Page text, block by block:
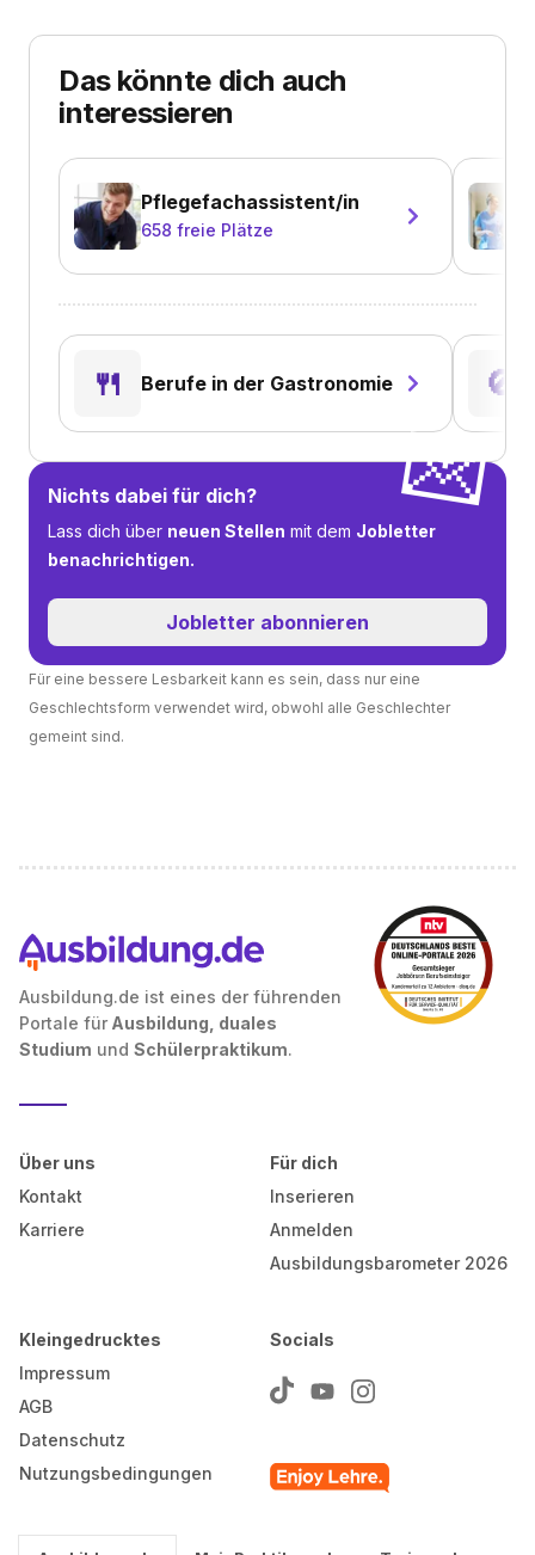
Das könnte dich auch
interessieren
Pflegefachassistent/in
658 freie Plätze
🍴 Berufe in der Gastronomie 🚫
💌
Nichts dabei für dich?
Lass dich über neuen Stellen mit dem Jobletter
benachrichtigen.
Jobletter abonnieren
Für eine bessere Lesbarkeit kann es sein, dass nur eine
Geschlechtsform verwendet wird, obwohl alle Geschlechter
gemeint sind.
Ausbildung.de ist eines der führenden
Portale für Ausbildung, duales
Studium und Schülerpraktikum.
Über uns
Kontakt
Karriere
Für dich
Inserieren
Anmelden
Ausbildungsbarometer 2026
Kleingedrucktes
Impressum
AGB
Datenschutz
Nutzungsbedingungen
Socials